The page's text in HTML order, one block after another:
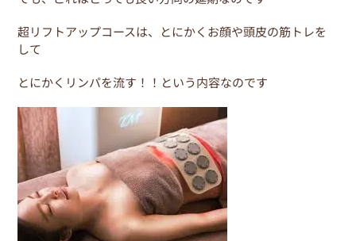
超リフトアップコースは、とにかくお顔や頭皮の筋トレを
して
とにかくリンパを流す！！という内容なのです